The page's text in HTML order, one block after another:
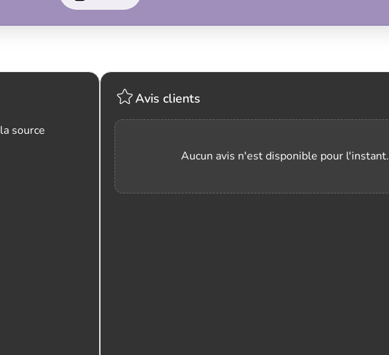
source
Avis clients
Aucun avis n'est disponible pour l'instant.